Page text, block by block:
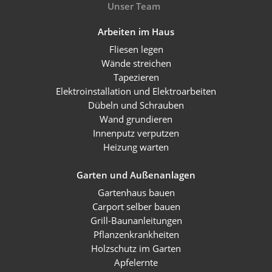
Unser Team
Arbeiten im Haus
Fliesen legen
Wände streichen
Tapezieren
Elektroinstallation und Elektroarbeiten
Dübeln und Schrauben
Wand grundieren
Innenputz verputzen
Heizung warten
Garten und Außenanlagen
Gartenhaus bauen
Carport selber bauen
Grill-Baunanleitungen
Pflanzenkrankheiten
Holzschutz im Garten
Apfelernte